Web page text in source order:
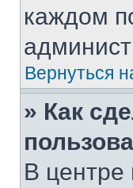
каждом
Вернуться
» Как
В центре